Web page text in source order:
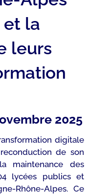
et la
leurs
2025
digitale
de son
maintenance des
lycées publics et
Rhône-Alpes. Ce